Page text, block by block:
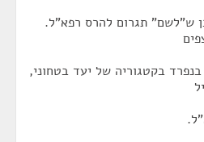
ש"לשם" תגרום להרס רפא"ל.
בקטגוריה של יעד בטחוני,